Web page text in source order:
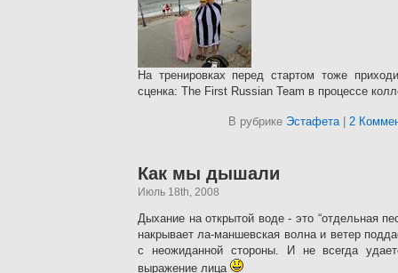
На тренировках перед стартом тоже
сценка: The First Russian Team в процессе
В рубрике Эстафета| 2
Как мы дышали
Июль 18th, 2008
Дыхание на открытой воде - это “отдельная
накрывает ла-маншевская волна и ветер
с неожиданной стороны. И не всегда
выражение лица